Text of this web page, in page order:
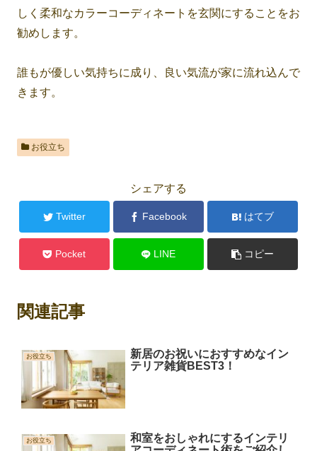
しく柔和なカラーコーディネートを玄関にすることをお
勧めします。
誰もが優しい気持ちに成り、良い気流が家に流れ込んで
きます。
お役立ち
シェアする
Twitter Facebook はてブ
Pocket LINE コピー
関連記事
お役立ち
新居のお祝いにおすすめなイン
テリア雑貨BEST3！
お役立ち
和室をおしゃれにするインテリ